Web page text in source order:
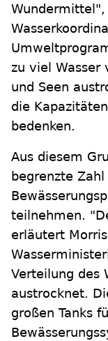
Wundermittel",
zu viel Wasser
und Seen
die
bedenken.
Aus diesem
begrenzte
teilnehmen.
erläutert
Verteilung des
austrocknet.
großen Tanks